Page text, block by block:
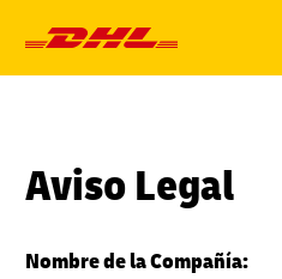
Aviso Legal
Nombre de la Compañía: